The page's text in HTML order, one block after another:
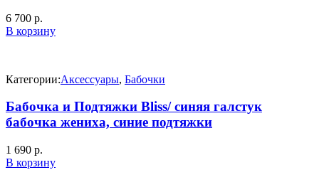
6 700 р.
В корзину
Категории:Аксессуары, Бабочки
Бабочка и Подтяжки Bliss/ синяя галстук
бабочка жениха, синие подтяжки
1 690 р.
В корзину